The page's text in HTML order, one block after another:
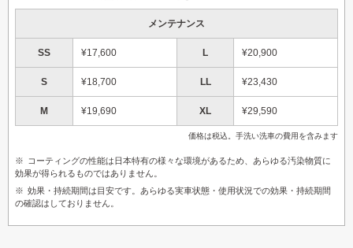
メンテナンス
SS ¥17,600 L ¥20,900
S ¥18,700 LL ¥23,430
M ¥19,690 XL ¥29,590
価格は税込。手洗い洗車の費用を含みます
コーティングの性能は日本特有の様々な環境があるため、あらゆる汚染物質に
効果が得られるものではありません。
効果・持続期間は目安です。あらゆる実車状態・使用状況での効果・持続期間
の確認はしておりません。